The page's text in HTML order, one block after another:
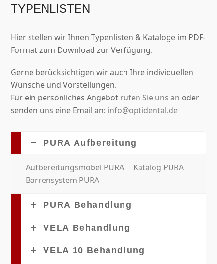
TYPENLISTEN
Hier stellen wir Ihnen Typenlisten & Kataloge im PDF-
Format zum Download zur Verfügung.
Gerne berücksichtigen wir auch Ihre individuellen
Wünsche und Vorstellungen.
Für ein persönliches Angebot rufen Sie uns an oder
senden uns eine Email an: info@optidental.de
PURA Aufbereitung
Aufbereitungsmöbel PURA
Katalog PURA
Barrensystem PURA
PURA Behandlung
VELA Behandlung
VELA 10 Behandlung